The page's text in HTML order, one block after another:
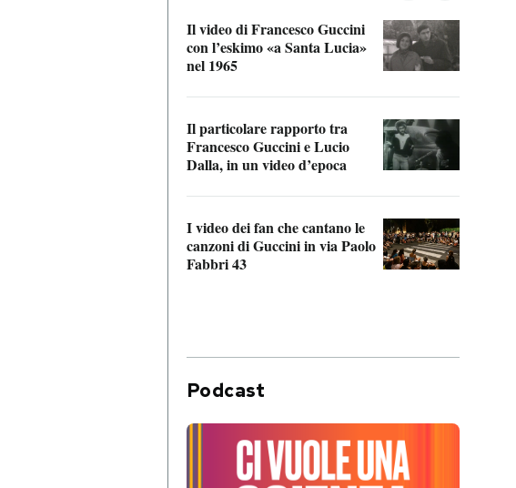
Il video di Francesco Guccini
con l’eskimo «a Santa Lucia»
nel 1965
Il particolare rapporto tra
Francesco Guccini e Lucio
Dalla, in un video d’epoca
I video dei fan che cantano le
canzoni di Guccini in via Paolo
Fabbri 43
Podcast